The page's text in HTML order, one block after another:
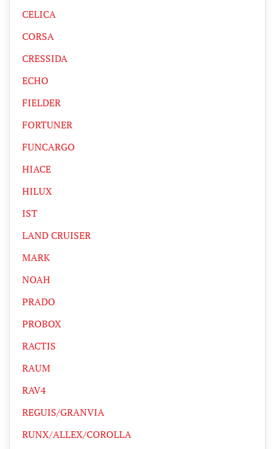
CELICA
CORSA
CRESSIDA
ECHO
FIELDER
FORTUNER
FUNCARGO
HIACE
HILUX
IST
LAND CRUISER
MARK
NOAH
PRADO
PROBOX
RACTIS
RAUM
RAV4
REGUIS/GRANVIA
RUNX/ALLEX/COROLLA